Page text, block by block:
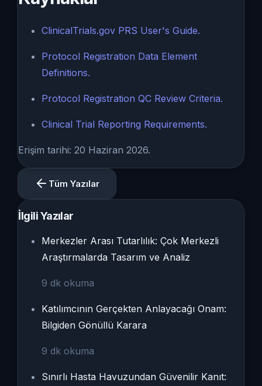
ClinicalTrials.gov PRS User's Guide.
Protocol Registration Data Element
Definitions.
Protocol Registration QC Review Criteria.
Clinical Trial Reporting Requirements.
Erişim tarihi: 20 Haziran 2026.
Tüm Yazılar
İlgili Yazılar
Merkezler Arası Tutarlılık: Çok Merkezli
Araştırmalarda Tasarım ve Analiz
9 dk okuma
Katılımcının Gerçekten Anlayacağı Onam:
Bilgiden Gönüllü Karara
9 dk okuma
Sınırlı Hasta Havuzundan Güvenilir Kanıt: